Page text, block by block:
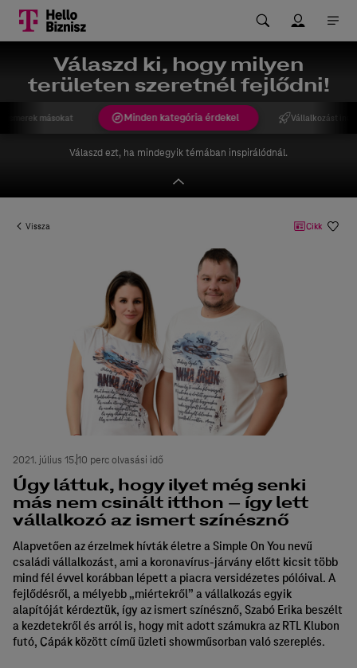
Válaszd ki, hogy milyen
területen szeretnél fejlődni!
Minden kategória érdekel Vállalkozást
másokat
Válaszd ezt, ha mindegyik témában inspirálódnál.
Vissza Cikk
Úgy láttuk, hogy ilyet még senki
más nem csinált itthon – így lett
vállalkozó az ismert színésznő
Alapvetően az érzelmek hívták életre a Simple On You nevű
családi vállalkozást, ami a koronavírus-járvány előtt kicsit több
mind fél évvel korábban lépett a piacra versidézetes pólóival. A
fejlődésről, a mélyebb „miértekről” a vállalkozás egyik
alapítóját kérdeztük, így az ismert színésznő, Szabó Erika beszélt
a kezdetekről és arról is, hogy mit adott számukra az RTL Klubon
futó, Cápák között című üzleti showműsorban való szereplés.
2021. július 15.10 perc olvasási idő